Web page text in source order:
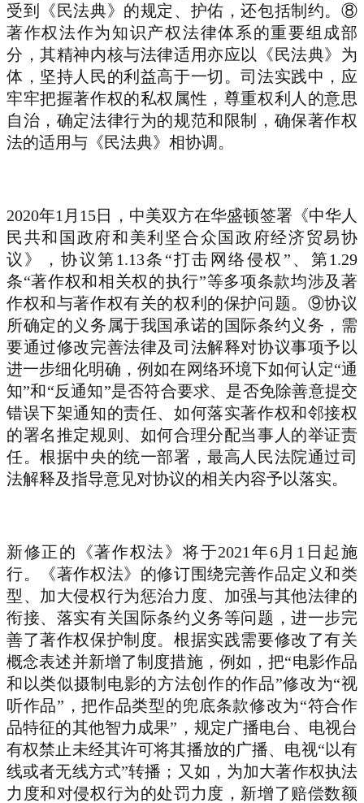
受到《民法典》的规定、护佑，还包括制约。⑧
著作权法作为知识产权法律体系的重要组成部
分，其精神内核与法律适用亦应以《民法典》为
体，坚持人民的利益高于一切。司法实践中，应
牢牢把握著作权的私权属性，尊重权利人的意思
自治，确定法律行为的规范和限制，确保著作权
法的适用与《民法典》相协调。
2020年1月15日，中美双方在华盛顿签署《中华人
民共和国政府和美利坚合众国政府经济贸易协
议》，协议第1.13条“打击网络侵权”、第1.29
条“著作权和相关权的执行”等多项条款均涉及著
作权和与著作权有关的权利的保护问题。⑨协议
所确定的义务属于我国承诺的国际条约义务，需
要通过修改完善法律及司法解释对协议事项予以
进一步细化明确，例如在网络环境下如何认定“通
知”和“反通知”是否符合要求、是否免除善意提交
错误下架通知的责任、如何落实著作权和邻接权
的署名推定规则、如何合理分配当事人的举证责
任。根据中央的统一部署，最高人民法院通过司
法解释及指导意见对协议的相关内容予以落实。
新修正的《著作权法》将于2021年6月1日起施
行。《著作权法》的修订围绕完善作品定义和类
型、加大侵权行为惩治力度、加强与其他法律的
衔接、落实有关国际条约义务等问题，进一步完
善了著作权保护制度。根据实践需要修改了有关
概念表述并新增了制度措施，例如，把“电影作品
和以类似摄制电影的方法创作的作品”修改为“视
听作品”，把作品类型的兜底条款修改为“符合作
品特征的其他智力成果”，规定广播电台、电视台
有权禁止未经其许可将其播放的广播、电视“以有
线或者无线方式”转播；又如，为加大著作权执法
力度和对侵权行为的处罚力度，新增了赔偿数额